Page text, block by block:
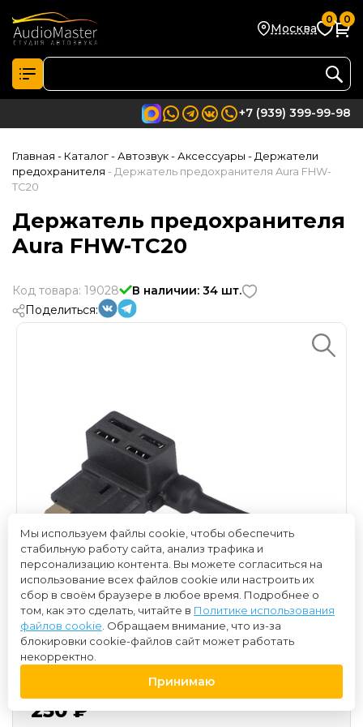
Москва
0 0
+7 (939) 399-99-98
Главная - Каталог- Автозвук- Аксессуары - Держатели
предохранителя - Держатель предохранителя Aura FHW-
TC20
Держатель предохранителя
Aura FHW-TC20
Код товара: 19028
В наличии: 34 шт.
Поделиться:
250 ₽
Мы используем файлы cookie, чтобы обеспечить
стабильную работу сайта, анализ трафика и
персонализацию контента. Вы можете согласиться на
использование всех файлов cookie или настроить их
сбор в своём браузере в любое время. Подробнее о
том, как это сделать, читайте в Политике использования
файлов cookie . Обращаем внимание, что из-за
блокировки cookie-файлов сайт может работать
некорректно.
Принимаю